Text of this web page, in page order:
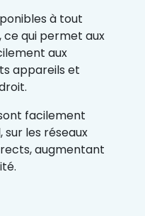
à tout
qui permet aux
aux
appareils et
facilement
les réseaux
augmentant